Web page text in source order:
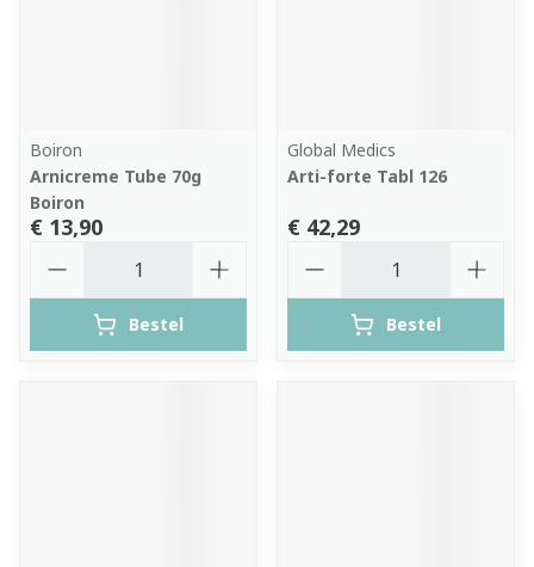
Boiron
Arnicreme Tube 70g
Boiron
€ 13,90
Bestel
Global Medics
Arti-forte Tabl 126
€ 42,29
Bestel